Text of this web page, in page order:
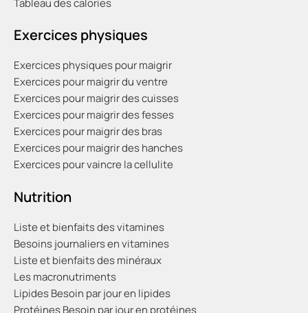
Exercices physiques
Exercices physiques pour maigrir
Exercices pour maigrir du ventre
Exercices pour maigrir des cuisses
Exercices pour maigrir des fesses
Exercices pour maigrir des bras
Exercices pour maigrir des hanches
Exercices pour vaincre la cellulite
Nutrition
Liste et bienfaits des vitamines
Besoins journaliers en vitamines
Liste et bienfaits des minéraux
Les macronutriments
LipidesBesoin par jour en lipides
ProtéinesBesoin par jour en protéines